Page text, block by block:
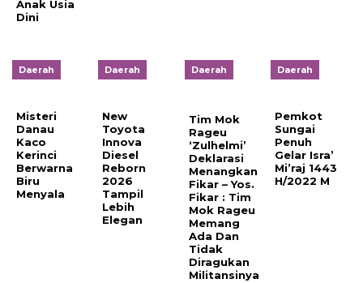
Anak Usia
Dini
Daerah
Misteri
Danau
Kaco
Kerinci
Berwarna
Biru
Menyala
Daerah
New
Toyota
Innova
Diesel
Reborn
2026
Tampil
Lebih
Elegan
Daerah
Tim Mok
Rageu
‘Zulhelmi’
Deklarasi
Menangkan
Fikar – Yos.
Fikar : Tim
Mok Rageu
Memang
Ada Dan
Tidak
Diragukan
Militansinya
Daerah
Pemkot
Sungai
Penuh
Gelar Isra’
Mi’raj 1443
H/2022 M